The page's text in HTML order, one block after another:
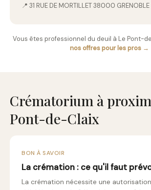
📍 31 RUE DE MORTILLET 38000 GRENOBLE
Vous êtes professionnel du deuil à Le Pont-
nos offres pour les pros →
Crématorium à
Pont-de-Claix
BON À SAVOIR
La crémation : ce qu'il faut
La crémation nécessite une